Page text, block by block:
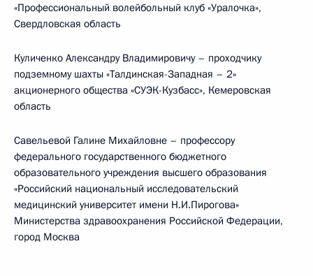
«Профессиональный волейбольный клуб «Уралочка»,
Свердловская область
Куличенко Александру Владимировичу – проходчику
подземному шахты «Талдинская-Западная – 2»
акционерного общества «СУЭК-Кузбасс», Кемеровская
область
Савельевой Галине Михайловне – профессору
федерального государственного бюджетного
образовательного учреждения высшего образования
«Российский национальный исследовательский
медицинский университет имени Н.И.Пирогова»
Министерства здравоохранения Российской Федерации,
город Москва